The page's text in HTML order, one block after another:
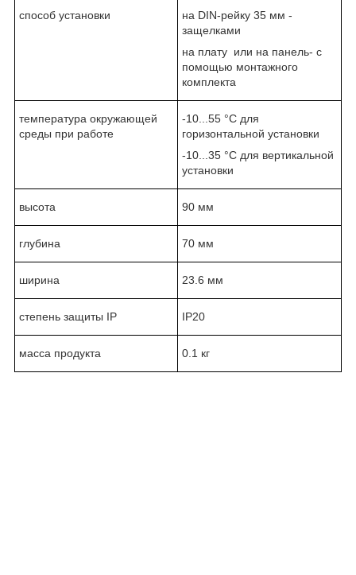
способ установки
на DIN-рейку 35 мм -
защелками
на плату или на панель- с
помощью монтажного
комплекта
температура окружающей
среды при работе
-10...55 °C для
горизонтальной установки
-10...35 °C для вертикальной
установки
высота 90 мм
глубина 70 мм
ширина 23.6 мм
степень защиты IP IP20
масса продукта 0.1 кг